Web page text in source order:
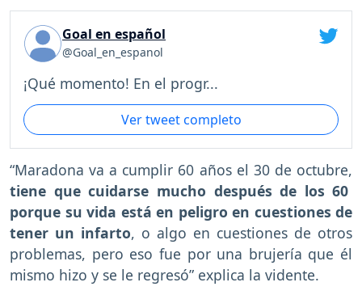
Goal en español
@Goal_en_espanol
¡Qué momento! En el progr...
Ver tweet completo
“Maradona va a cumplir 60 años el 30 de octubre,
tiene que cuidarse mucho después de los 60
porque su vida está en peligro en cuestiones de
tener un infarto, o algo en cuestiones de otros
problemas, pero eso fue por una brujería que él
mismo hizo y se le regresó” explica la vidente.